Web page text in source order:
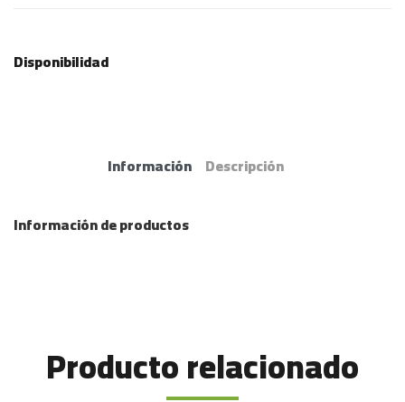
Disponibilidad
Información Descripción
Información de productos
Producto relacionado